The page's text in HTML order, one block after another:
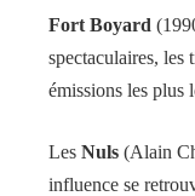
Fort Boyard
spectaculaires,
émissions les plus
Les Nuls (Alain
influence se